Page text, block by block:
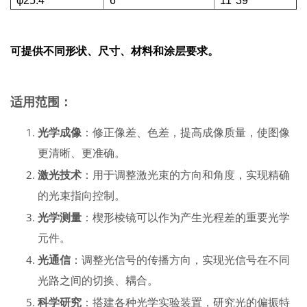
可提供不同形状、尺寸、材料和涂层要求。
适用范围：
光学成像 ：修正像差、色差，提高成像质量，使图像
更清晰、更准确。
激光技术 ：用于调整激光束的方向和角度，实现精确
的光束指向控制。
光学测量 ：楔形棱镜可以作为产生光程差的重要光学
元件。
光通信 ：调整光信号的传播方向，实现光信号在不同
光路之间的切换、耦合。
科学研究 ：搭建各种光学实验装置，研究光的偏振特